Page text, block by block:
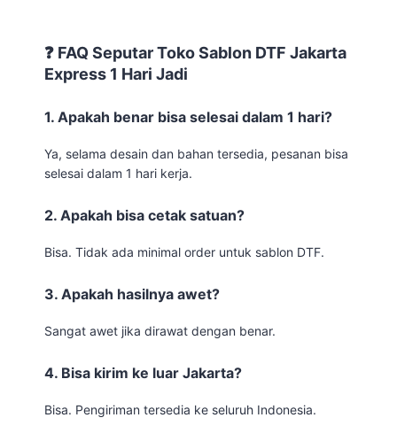
❓ FAQ Seputar Toko Sablon DTF Jakarta
Express 1 Hari Jadi
1. Apakah benar bisa selesai dalam 1 hari?
Ya, selama desain dan bahan tersedia, pesanan bisa
selesai dalam 1 hari kerja.
2. Apakah bisa cetak satuan?
Bisa. Tidak ada minimal order untuk sablon DTF.
3. Apakah hasilnya awet?
Sangat awet jika dirawat dengan benar.
4. Bisa kirim ke luar Jakarta?
Bisa. Pengiriman tersedia ke seluruh Indonesia.